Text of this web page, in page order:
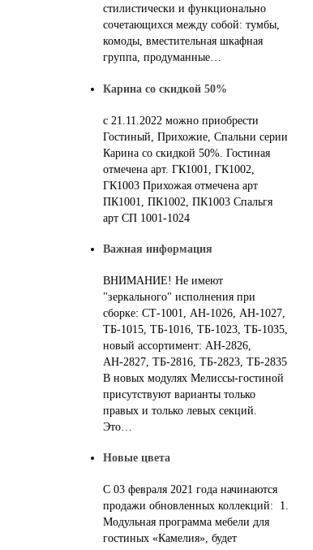
стилистически и функционально
сочетающихся между собой: тумбы,
комоды, вместительная шкафная
группа, продуманные…
Карина со скидкой 50%
с 21.11.2022 можно приобрести
Гостиный, Прихожие, Спальни серии
Карина со скидкой 50%. Гостиная
отмечена арт. ГК1001, ГК1002,
ГК1003 Прихожая отмечена арт
ПК1001, ПК1002, ПК1003 Спальгя
арт СП 1001-1024
Важная информация
ВНИМАНИЕ! Не имеют
"зеркального" исполнения при
сборке: СТ-1001, АН-1026, АН-1027,
ТБ-1015, ТБ-1016, ТБ-1023, ТБ-1035,
новый ассортимент: АН-2826,
АН-2827, ТБ-2816, ТБ-2823, ТБ-2835
В новых модулях Мелиссы-гостиной
присутствуют варианты только
правых и только левых секций.
Это…
Новые цвета
С 03 февраля 2021 года начинаются
продажи обновленных коллекций: 1.
Модульная программа мебели для
гостиных «Камелия», будет